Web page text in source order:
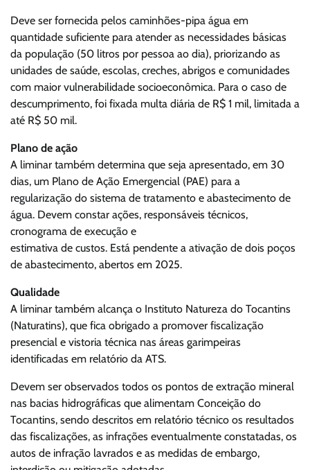
Deve ser fornecida pelos caminhões-pipa água em
quantidade suficiente para atender as necessidades básicas
da população (50 litros por pessoa ao dia), priorizando as
unidades de saúde, escolas, creches, abrigos e comunidades
com maior vulnerabilidade socioeconômica. Para o caso de
descumprimento, foi fixada multa diária de R$ 1 mil, limitada a
até R$ 50 mil.
Plano de ação
A liminar também determina que seja apresentado, em 30
dias, um Plano de Ação Emergencial (PAE) para a
regularização do sistema de tratamento e abastecimento de
água. Devem constar ações, responsáveis técnicos,
cronograma de execução e
estimativa de custos. Está pendente a ativação de dois poços
de abastecimento, abertos em 2025.
Qualidade
A liminar também alcança o Instituto Natureza do Tocantins
(Naturatins), que fica obrigado a promover fiscalização
presencial e vistoria técnica nas áreas garimpeiras
identificadas em relatório da ATS.
Devem ser observados todos os pontos de extração mineral
nas bacias hidrográficas que alimentam Conceição do
Tocantins, sendo descritos em relatório técnico os resultados
das fiscalizações, as infrações eventualmente constatadas, os
autos de infração lavrados e as medidas de embargo,